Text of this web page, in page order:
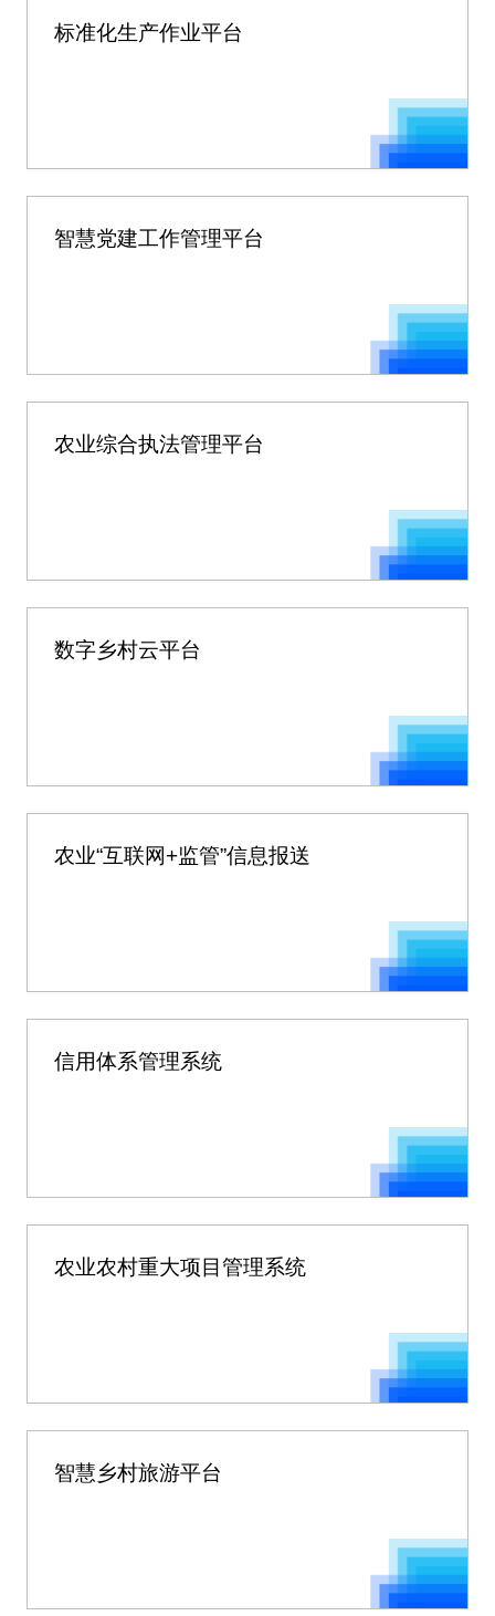
标准化生产作业平台
智慧党建工作管理平台
农业综合执法管理平台
数字乡村云平台
农业“互联网+监管”信息报送
信用体系管理系统
农业农村重大项目管理系统
智慧乡村旅游平台